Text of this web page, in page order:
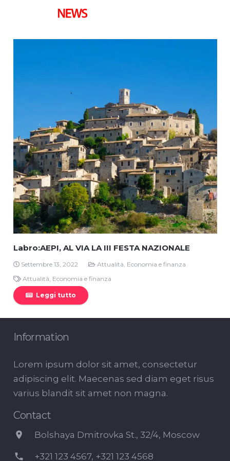
Labro:AEPI, AL VIA LA III FESTA NAZIONALE
Settembre 13, 2022 Attualità, Economia e finanza
Attualità, Economia e finanza
Leggi tutto
Information
Lorem ipsum dolor sit amet, consectetur
adipiscing elit. Maecenas sed diam eget risus
varius blandit sit amet non magna.
Contact
location_on Bolshaya Dmitrovka St., 32/4, Moscow
phone +321 123 4567, +321 123 4568